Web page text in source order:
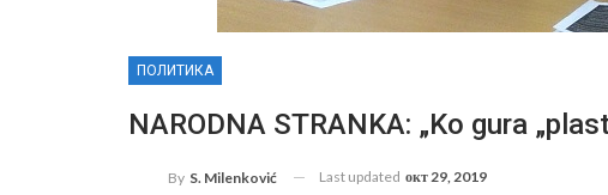
ПОЛИТИКА
NARODNA STRANKA: „Ko gura
By S. Milenković Last updated окт 29, 2019